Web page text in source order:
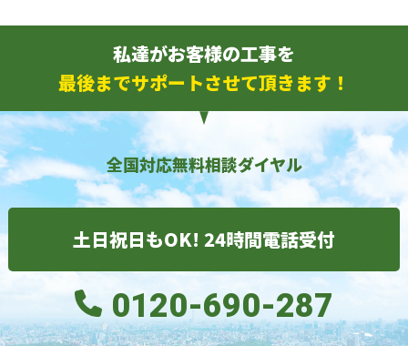
私達がお客様の工事を
最後までサポートさせて頂きます！
全国対応無料相談ダイヤル
土日祝日もOK! 24時間電話受付
0120-690-287